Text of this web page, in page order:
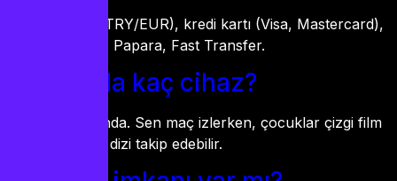
IBAN/havale (TRY/EUR), kredi kartı (Visa, Mastercard),
USDT (kripto), Papara, Fast Transfer.
Aynı anda kaç cihaz?
3 cihaz aynı anda. Sen maç izlerken, çocuklar çizgi film
izleyebilir, eşin dizi takip edebilir.